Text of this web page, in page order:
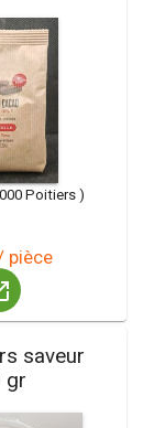
Poitiers )
pièce
saveur
gr